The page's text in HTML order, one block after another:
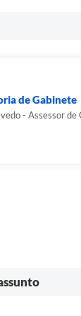
de Gabinete
- Assessor de